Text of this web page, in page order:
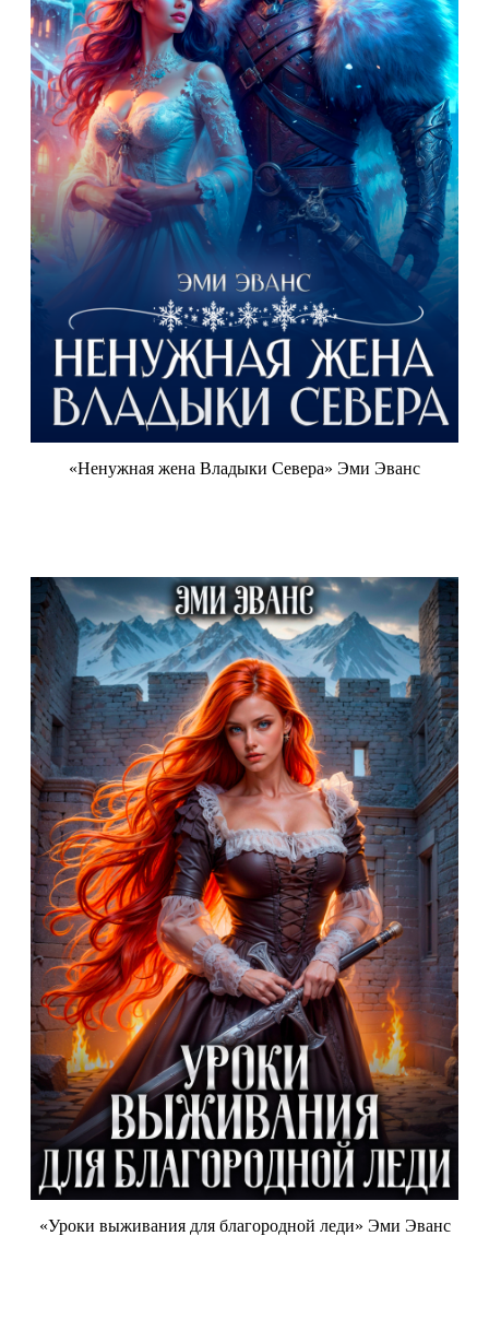
«Ненужная жена Владыки Севера» Эми Эванс
«Уроки выживания для благородной леди» Эми Эванс